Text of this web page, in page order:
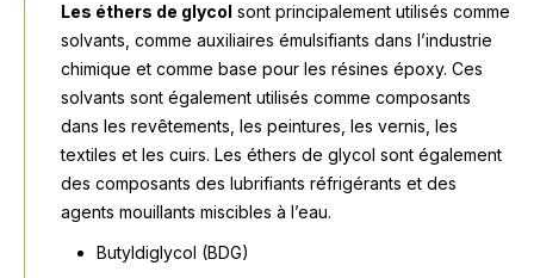
Les éthers de glycol sont principalement utilisés comme
solvants, comme auxiliaires émulsifiants dans l’industrie
chimique et comme base pour les résines époxy. Ces
solvants sont également utilisés comme composants
dans les revêtements, les peintures, les vernis, les
textiles et les cuirs. Les éthers de glycol sont également
des composants des lubrifiants réfrigérants et des
agents mouillants miscibles à l’eau.
Butyldiglycol (BDG)